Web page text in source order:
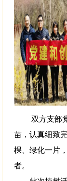
双方支部
苗，认真细致
棵、绿化一片
者。